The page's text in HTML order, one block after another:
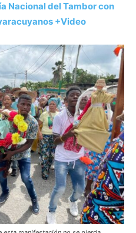
Nacional del Tambor con
+Video